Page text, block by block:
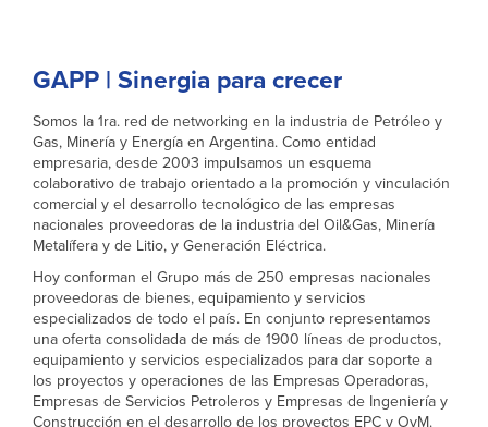
GAPP | Sinergia para crecer
Somos la 1ra. red de networking en la industria de Petróleo y
Gas, Minería y Energía en Argentina. Como entidad
empresaria, desde 2003 impulsamos un esquema
colaborativo de trabajo orientado a la promoción y vinculación
comercial y el desarrollo tecnológico de las empresas
nacionales proveedoras de la industria del Oil&Gas, Minería
Metalífera y de Litio, y Generación Eléctrica.
Hoy conforman el Grupo más de 250 empresas nacionales
proveedoras de bienes, equipamiento y servicios
especializados de todo el país. En conjunto representamos
una oferta consolidada de más de 1900 líneas de productos,
equipamiento y servicios especializados para dar soporte a
los proyectos y operaciones de las Empresas Operadoras,
Empresas de Servicios Petroleros y Empresas de Ingeniería y